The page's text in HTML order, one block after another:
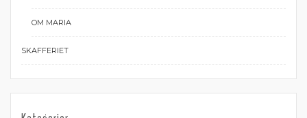
OM MARIA
SKAFFERIET